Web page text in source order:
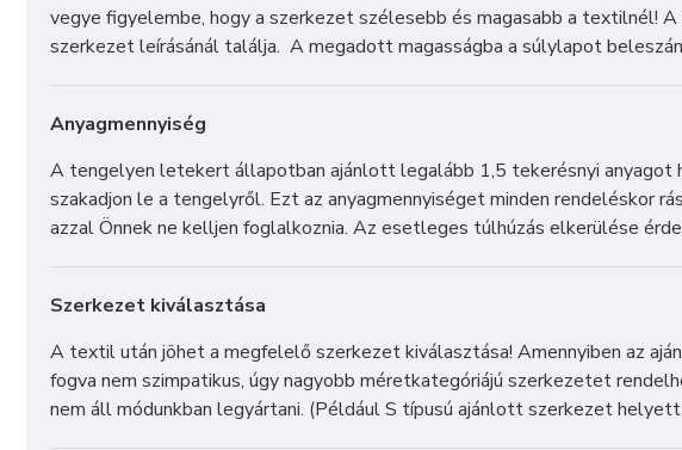
vegye figyelembe, hogy a szerkezet szélesebb és magasabb a textilnél!
szerkezet leírásánál találja. A megadott magasságba a súlylapot
Anyagmennyiség
A tengelyen letekert állapotban ajánlott legalább 1,5 tekerésnyi anyagot
szakadjon le a tengelyről. Ezt az anyagmennyiséget minden rendeléskor
azzal Önnek ne kelljen foglalkoznia. Az esetleges túlhúzás elkerülése
Szerkezet kiválasztása
A textil után jöhet a megfelelő szerkezet kiválasztása! Amennyiben az
fogva nem szimpatikus, úgy nagyobb méretkategóriájú szerkezetet
nem áll módunkban legyártani. (Például S típusú ajánlott szerkezet